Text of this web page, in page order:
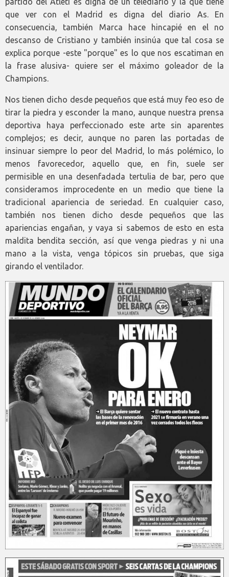
que ver con el Madrid es digna del diario As. En
consecuencia, también Marca hace hincapié en el no
descanso de Cristiano y también insinúa que tal cosa se
explica porque -este "porque" es lo que nos escatiman en
la frase alusiva- quiere ser el máximo goleador de la
Champions.
Nos tienen dicho desde pequeños que está muy feo eso de
tirar la piedra y esconder la mano, aunque nuestra prensa
deportiva haya perfeccionado este arte sin aparentes
complejos; es decir, aunque no paren las portadas de
insinuar siempre lo peor del Madrid, lo más polémico, lo
menos favorecedor, aquello que, en fin, suele ser
permisible en una desenfadada tertulia de bar, pero que
consideramos improcedente en un medio que tiene la
tradicional apariencia de seriedad. En cualquier caso,
también nos tienen dicho desde pequeños que las
apariencias engañan, y vaya si sabemos de esto en esta
maldita bendita sección, así que venga piedras y ni una
mano a la vista, venga tópicos sin pruebas, que siga
girando el ventilador.